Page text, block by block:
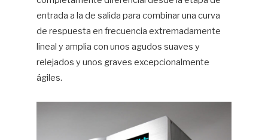
entrada a la de salida para combinar una curva
de respuesta en frecuencia extremadamente
lineal y amplia con unos agudos suaves y
relejados y unos graves excepcionalmente
ágiles.